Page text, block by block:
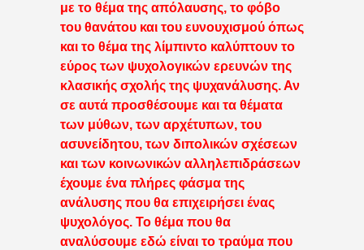
με το θέμα της απόλαυσης, το φόβο
του θανάτου και του ευνουχισμού όπως
και το θέμα της λίμπιντο καλύπτουν το
εύρος των ψυχολογικών ερευνών της
κλασικής σχολής της ψυχανάλυσης. Αν
σε αυτά προσθέσουμε και τα θέματα
των μύθων, των αρχέτυπων, του
ασυνείδητου, των διπολικών σχέσεων
και των κοινωνικών αλληλεπιδράσεων
έχουμε ένα πλήρες φάσμα της
ανάλυσης που θα επιχειρήσει ένας
ψυχολόγος. Το θέμα που θα
αναλύσουμε εδώ είναι το τραύμα που